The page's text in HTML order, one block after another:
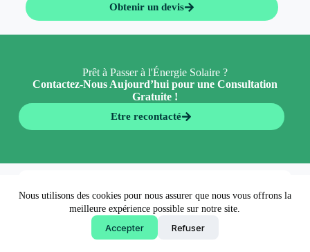
Nous utilisons des cookies pour nous assurer que nous vous offrons la
meilleure expérience possible sur notre site.
Accepter Refuser
Obtenir un devis
Prêt à Passer à l'Énergie Solaire ?
Contactez-Nous Aujourd’hui pour une Consultation
Gratuite !
Etre recontacté
Obtenir un devis
Copyright © 2026 - EconormWay - Solutions écologiques